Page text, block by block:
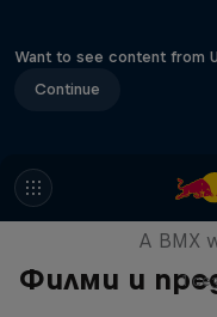
Want to see content from
Continue
Филми и
A BMX
1